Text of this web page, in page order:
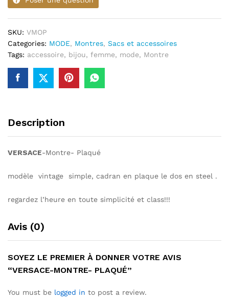
SKU: VMOP
Categories: MODE, Montres, Sacs et accessoires
Tags: accessoire, bijou, femme, mode, Montre
Description
VERSACE-Montre- Plaqué
modèle vintage simple, cadran en plaque le dos en steel .
regardez l’heure en toute simplicité et class!!!
Avis (0)
SOYEZ LE PREMIER À DONNER VOTRE AVIS
“VERSACE-MONTRE- PLAQUÉ”
You must be logged in to post a review.